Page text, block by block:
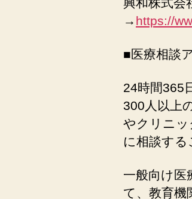
→ https://
■医療相談
24時間365
300⼈以上
やクリニッ
に相談する
⼀般向け医
て、教育機